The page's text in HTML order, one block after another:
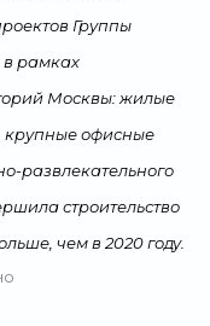
Группы
в рамках
Москвы: жилые
крупные офисные
развлекательного
строительство
чем в 2020 году.